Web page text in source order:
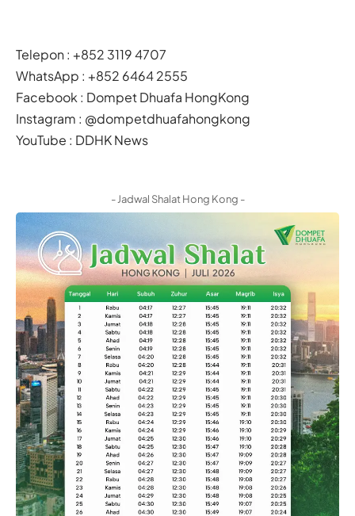
Telepon : +852 3119 4707
WhatsApp : +852 6464 2555
Facebook : Dompet Dhuafa HongKong
Instagram : @dompetdhuafahongkong
YouTube : DDHK News
- Jadwal Shalat Hong Kong -